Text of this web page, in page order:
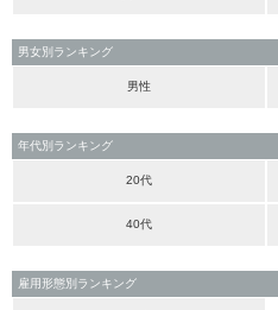
男女別ランキング
男性
年代別ランキング
20代
40代
雇用形態別ランキング